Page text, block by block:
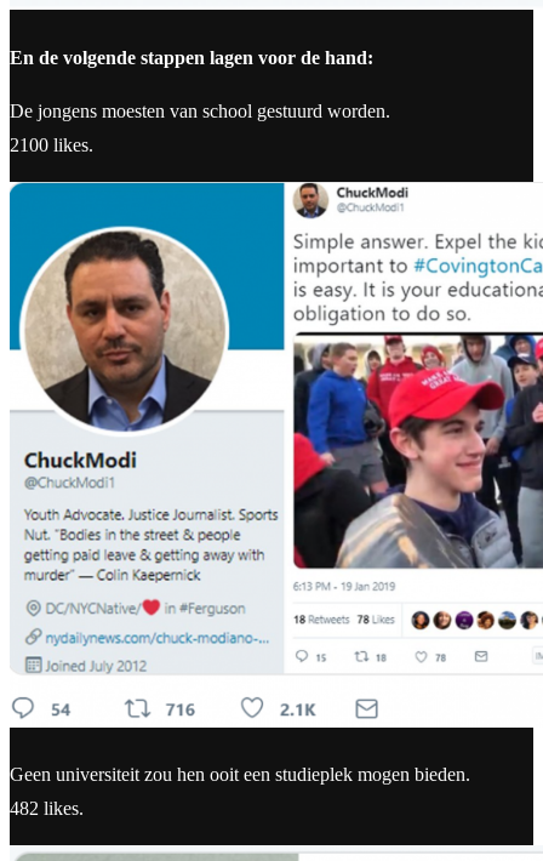
En de volgende stappen lagen voor de hand:
De jongens moesten van school gestuurd worden.
2100 likes.
Geen universiteit zou hen ooit een studieplek mogen bieden.
482 likes.